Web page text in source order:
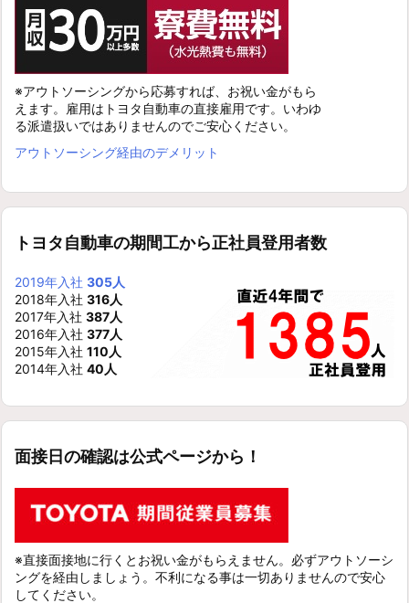
※アウトソーシングから応募すれば、お祝い金がもら
えます。雇用はトヨタ自動車の直接雇用です。いわゆ
る派遣扱いではありませんのでご安心ください。
アウトソーシング経由のデメリット
トヨタ自動車の期間工から正社員登用者数
2019年入社 305人
2018年入社 316人
2017年入社 387人
2016年入社 377人
2015年入社 110人
2014年入社 40人
面接日の確認は公式ページから！
※直接面接地に行くとお祝い金がもらえません。必ずアウトソーシ
ングを経由しましょう。不利になる事は一切ありませんので安心
してください。